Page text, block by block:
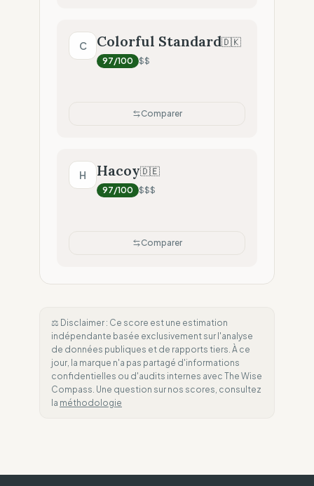
C Colorful Standard🇩🇰
97/100 $$
Comparer
H Hacoy🇩🇪
97/100 $$$
Comparer
⚖️ Disclaimer : Ce score est une estimation
indépendante basée exclusivement sur l'analyse
de données publiques et de rapports tiers. À ce
jour, la marque n'a pas partagé d'informations
confidentielles ou d'audits internes avec The Wise
Compass. Une question sur nos scores, consultez
la méthodologie